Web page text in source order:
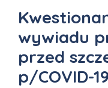
wywiadu
przed
p/COVID-19